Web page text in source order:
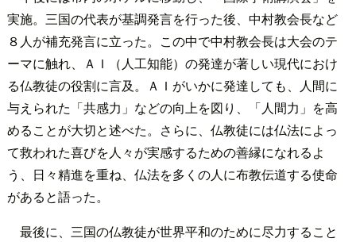
実施。三国の代表が基調発言を行った後、中村教会長など
８人が補充発言に立った。この中で中村教会長は大会のテ
ーマに触れ、ＡＩ（人工知能）の発達が著しい現代におけ
る仏教徒の役割に言及。ＡＩがいかに発達しても、人間に
与えられた「共感力」などの向上を図り、「人間力」を高
めることが大切と述べた。さらに、仏教徒には仏法によっ
て救われた喜びを人々が実感するための善縁になれるよ
う、日々精進を重ね、仏法を多くの人に布教伝道する使命
があると語った。
最後に、三国の仏教徒が世界平和のために尽力すること